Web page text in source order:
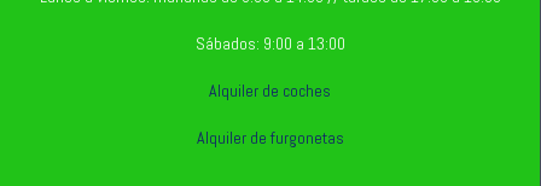
Sábados: 9:00 a 13:00
Alquiler de coches
Alquiler de furgonetas